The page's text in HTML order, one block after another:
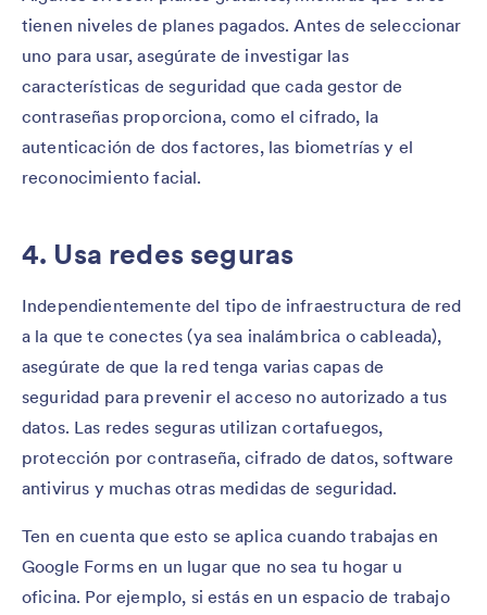
tienen niveles de planes pagados. Antes de seleccionar
uno para usar, asegúrate de investigar las
características de seguridad que cada gestor de
contraseñas proporciona, como el cifrado, la
autenticación de dos factores, las biometrías y el
reconocimiento facial.
4. Usa redes seguras
Independientemente del tipo de infraestructura de red
a la que te conectes (ya sea inalámbrica o cableada),
asegúrate de que la red tenga varias capas de
seguridad para prevenir el acceso no autorizado a tus
datos. Las redes seguras utilizan cortafuegos,
protección por contraseña, cifrado de datos, software
antivirus y muchas otras medidas de seguridad.
Ten en cuenta que esto se aplica cuando trabajas en
Google Forms en un lugar que no sea tu hogar u
oficina. Por ejemplo, si estás en un espacio de trabajo